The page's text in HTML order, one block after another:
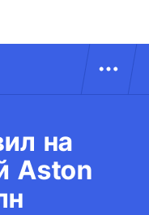
на
Aston